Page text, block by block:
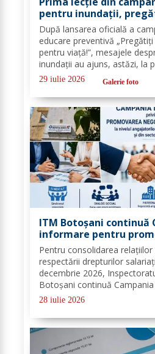
pentru inundații,
peste 100 de copii au
protejeze în cazul
După lansarea oficială a
educare preventivă
pentru viață!”, mesajele
inundații au ajuns, astăzi, la
100 de copii, participanți la
la Biserica „Sfântul...
29 iulie 2026 Galerie foto
ITM Botoșani continuă
informare pentru
colective la nivelul
sectorul public și privat
Pentru consolidarea
respectării drepturilor
decembrie 2026,
Botoșani continuă
pentru promovarea
28 iulie 2026